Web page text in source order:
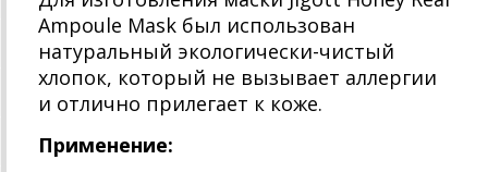
Ampoule Mask был использован
натуральный экологически-чистый
хлопок, который не вызывает аллергии
и отлично прилегает к коже.
Применение: